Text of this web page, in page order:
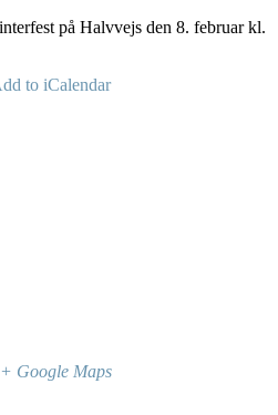
på Halvvejs den 8. februar kl.
to iCalendar
+ Google Maps